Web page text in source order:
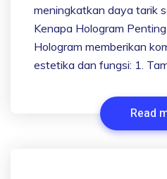
meningkatkan daya tarik
Kenapa Hologram
Hologram memberikan
estetika dan fungsi: 1.
Read